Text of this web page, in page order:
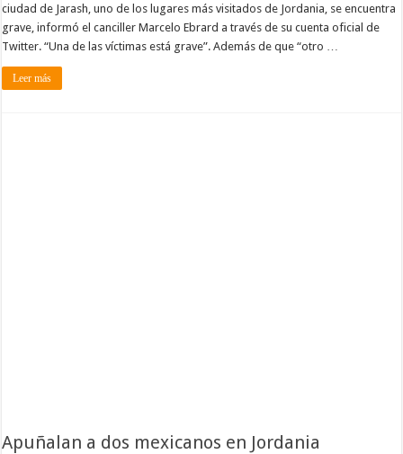
ciudad de Jarash, uno de los lugares más visitados de Jordania, se encuentra
grave, informó el canciller Marcelo Ebrard a través de su cuenta oficial de
Twitter. “Una de las víctimas está grave”. Además de que “otro …
Leer más
Apuñalan a dos mexicanos en Jordania